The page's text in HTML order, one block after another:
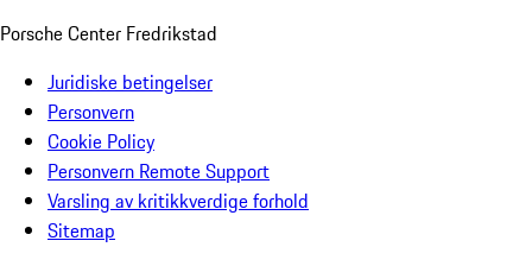
Porsche Center Fredrikstad
Juridiske betingelser
Personvern
Cookie Policy
Personvern Remote Support
Varsling av kritikkverdige forhold
Sitemap